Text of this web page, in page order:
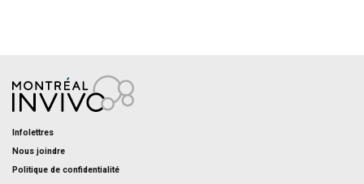
Infolettres
Nous joindre
Politique de confidentialité